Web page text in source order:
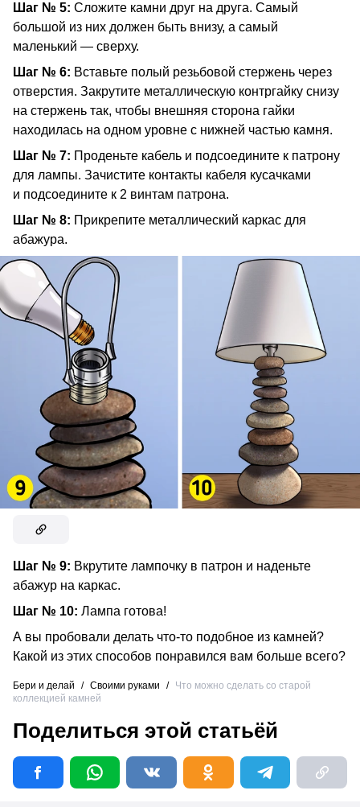
Шаг № 5: Сложите камни друг на друга. Самый
большой из них должен быть внизу, а самый
маленький — сверху.
Шаг № 6: Вставьте полый резьбовой стержень через
отверстия. Закрутите металлическую контргайку снизу
на стержень так, чтобы внешняя сторона гайки
находилась на одном уровне с нижней частью камня.
Шаг № 7: Проденьте кабель и подсоедините к патрону
для лампы. Зачистите контакты кабеля кусачками
и подсоедините к 2 винтам патрона.
Шаг № 8: Прикрепите металлический каркас для
абажура.
Шаг № 9: Вкрутите лампочку в патрон и наденьте
абажур на каркас.
Шаг № 10: Лампа готова!
А вы пробовали делать что-то подобное из камней?
Какой из этих способов понравился вам больше всего?
Бери и делай / Своими руками /
Что можно сделать со старой
коллекцией камней
Поделиться этой статьёй